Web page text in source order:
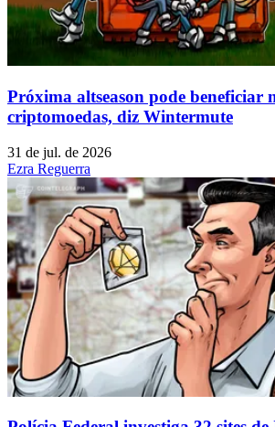
Próxima altseason pode beneficiar
criptomoedas, diz Wintermute
31 de jul. de 2026
Ezra Reguerra